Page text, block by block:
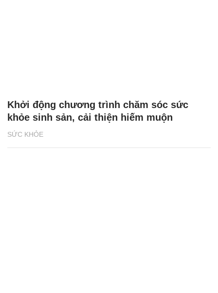
SỨC KHỎE
Khởi động chương trình chăm sóc sức
khỏe sinh sản, cải thiện hiếm muộn